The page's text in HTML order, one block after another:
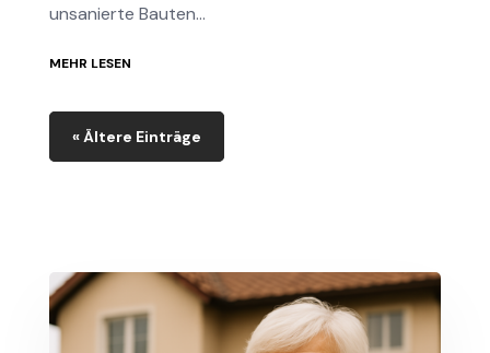
unsanierte Bauten...
MEHR LESEN
« Ältere Einträge